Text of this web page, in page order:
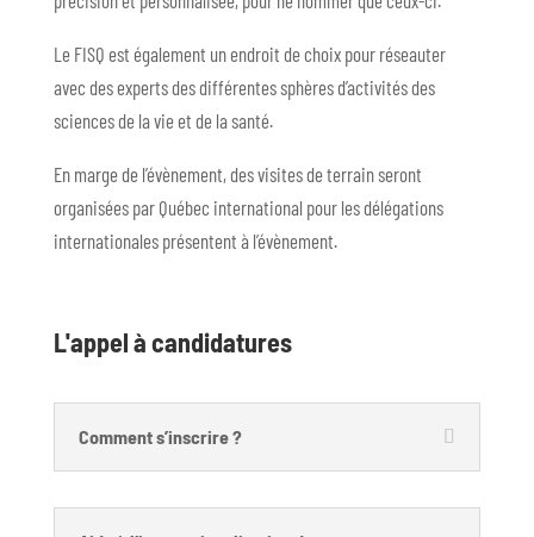
Le FISQ est également un endroit de choix pour réseauter
avec des experts des différentes sphères d’activités des
sciences de la vie et de la santé.
En marge de l’évènement, des visites de terrain seront
organisées par Québec international pour les délégations
internationales présentent à l’évènement.
L'appel à candidatures
Comment s’inscrire ?